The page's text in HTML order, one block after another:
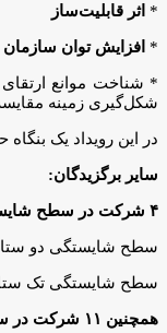
* اثر قابلیت‌ساز
* افزایش توان
* شناخت موانع
شکل‌گیری زمینه
در این رویداد یک
سایر برگزیدگان:
۴ شرکت در سطح شایستگی قرار گرفتند که به این شرح است:
سطح شایستگی دو ستاره ۳
سطح شایستگی تک
همچنین ۱۱ شرکت در سطح توانمندی انتخاب شدند که به این شرح است: